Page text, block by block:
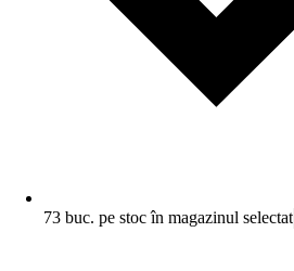
73 buc. pe stoc în magazinul selectat